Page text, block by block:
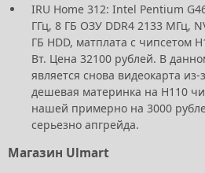
IRU Home 312: Intel Pentium
ГГц, 8 ГБ ОЗУ DDR4 2133 МГц,
ГБ HDD, матплата с чипсетом
Вт. Цена 32100 рублей. В
является снова видеокарта
дешевая материнка на H110
нашей примерно на 3000
серьезно апгрейда.
Магазин Ulmart